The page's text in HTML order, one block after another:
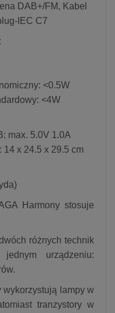
DAB+/FM, Kabel
IEC C7
:
<0.5W
<4W
max. 5.0V 1.0A
14 x 24.5 x 29.5 cm
Harmony stosuje
różnych technik
urządzeniu:
wykorzystują lampy w
tranzystory w